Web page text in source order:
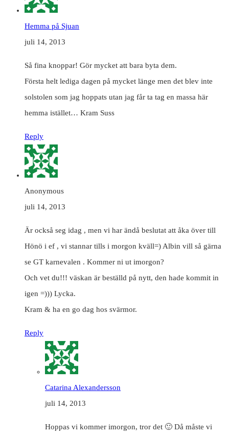
Hemma på Sjuan
juli 14, 2013
Så fina knoppar! Gör mycket att bara byta dem.
Första helt lediga dagen på mycket länge men det blev inte
solstolen som jag hoppats utan jag får ta tag en massa här
hemma istället… Kram Suss
Reply
Anonymous
juli 14, 2013
Är också seg idag , men vi har ändå beslutat att åka över till
Hönö i ef , vi stannar tills i morgon kväll=) Albin vill så gärna
se GT karnevalen . Kommer ni ut imorgon?
Och vet du!!! väskan är beställd på nytt, den hade kommit in
igen =))) Lycka.
Kram & ha en go dag hos svärmor.
Reply
Catarina Alexandersson
juli 14, 2013
Hoppas vi kommer imorgon, tror det 🙂 Då måste vi